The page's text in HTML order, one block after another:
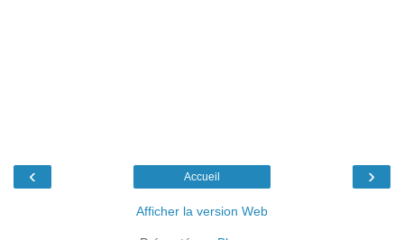
‹ ›
Accueil
Afficher la version Web